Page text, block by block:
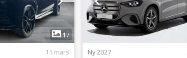
1
17
11 mars
Ny 2027